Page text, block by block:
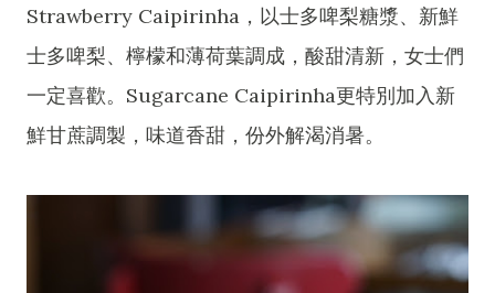
Strawberry Caipirinha，以士多啤梨糖漿、新鮮
士多啤梨、檸檬和薄荷葉調成，酸甜清新，女士們
一定喜歡。Sugarcane Caipirinha更特別加入新
鮮甘蔗調製，味道香甜，份外解渴消暑。